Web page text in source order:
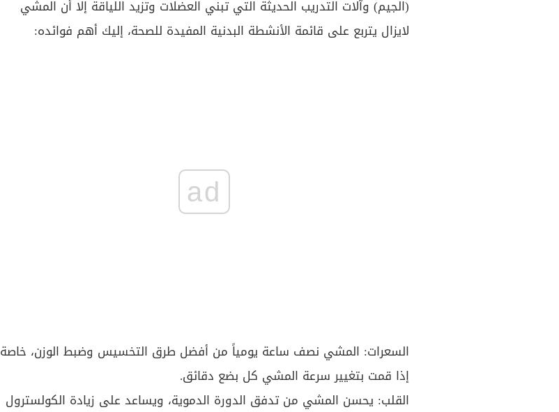
(الجيم) وآلات التدريب الحديثة التي تبني العضلات وتزيد اللياقة إلا أن المشي
لايزال يتربع على قائمة الأنشطة البدنية المفيدة للصحة، إليك أهم فوائده:
ad
السعرات: المشي نصف ساعة يومياً من أفضل طرق التخسيس وضبط الوزن، خاصة
إذا قمت بتغيير سرعة المشي كل بضع دقائق.
القلب: يحسن المشي من تدفق الدورة الدموية، ويساعد على زيادة الكولسترول